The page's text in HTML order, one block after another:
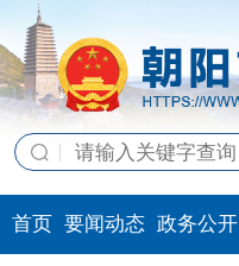
首页 要闻动态 政务公开